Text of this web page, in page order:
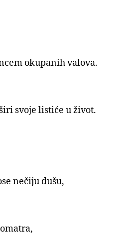
okupanih valova.
svoje listiće u život.
nečiju dušu,